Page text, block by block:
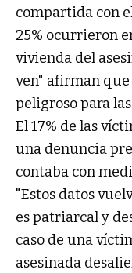
compartida con
25% ocurrieron
vivienda del
ven" afirman
peligroso para
El 17% de las
una denuncia
contaba con
"Estos datos
es patriarcal y
caso de una
asesinada